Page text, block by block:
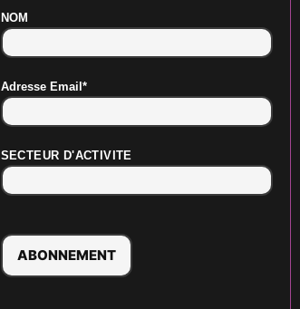
NOM
Adresse Email*
SECTEUR D'ACTIVITE